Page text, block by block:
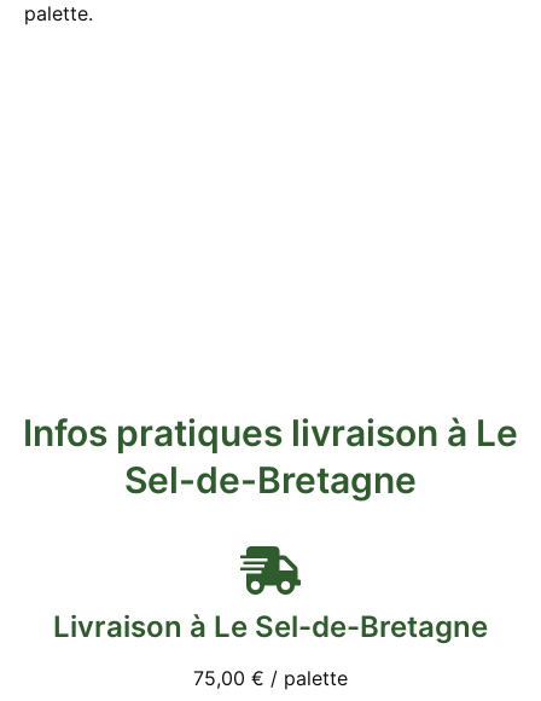
palette.
Infos pratiques livraison à Le
Sel-de-Bretagne
Livraison à Le Sel-de-Bretagne
75,00 € / palette